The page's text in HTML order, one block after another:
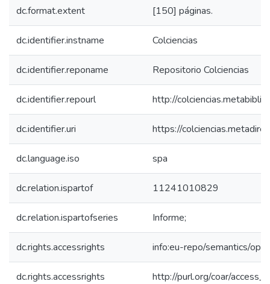
dc.format.extent [150] páginas.
dc.identifier.instname Colciencias
dc.identifier.reponame Repositorio Colciencias
dc.identifier.repourl http://
dc.identifier.uri https://
dc.language.iso spa
dc.relation.ispartof 11241010829
dc.relation.ispartofseries Informe;
dc.rights.accessrights info:eu-repo/semantics/
dc.rights.accessrights http://purl.org/coar/